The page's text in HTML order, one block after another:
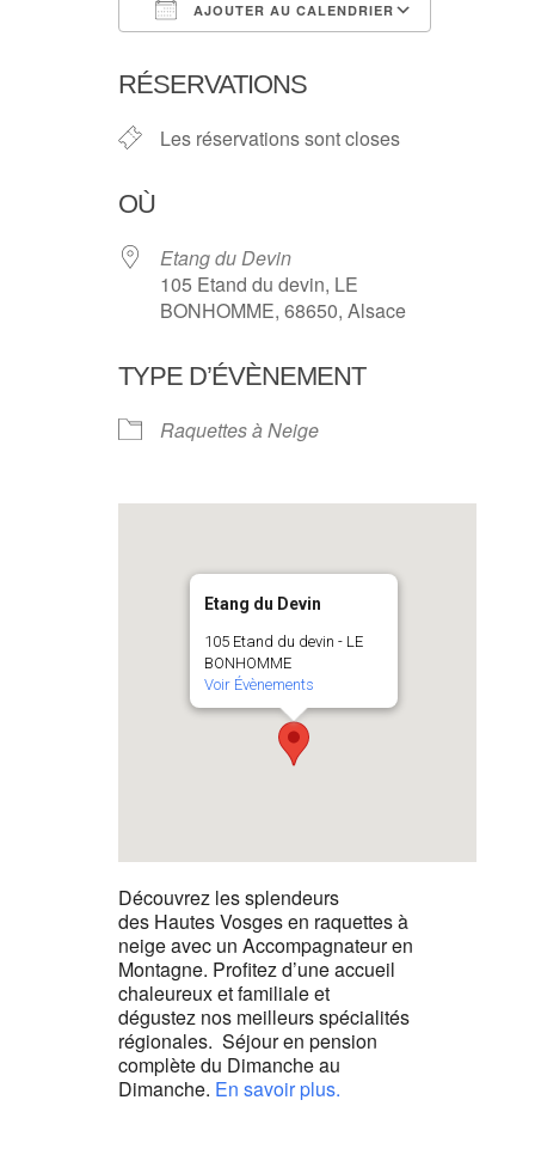
AJOUTER AU CALENDRIER
RÉSERVATIONS
Les réservations sont closes
OÙ
Etang du Devin
105 Etand du devin, LE
BONHOMME, 68650, Alsace
TYPE D’ÉVÈNEMENT
Raquettes à Neige
Etang du Devin
105 Etand du devin - LE
BONHOMME
Voir Évènements
Découvrez les splendeurs
des Hautes Vosges en raquettes à
neige avec un Accompagnateur en
Montagne. Profitez d’une accueil
chaleureux et familiale et
dégustez nos meilleurs spécialités
régionales. Séjour en pension
complète du Dimanche au
Dimanche. En savoir plus.